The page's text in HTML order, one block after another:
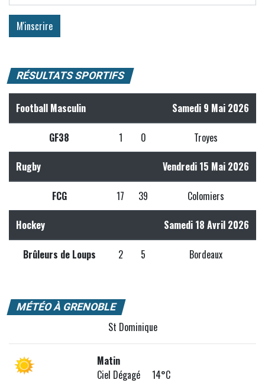
RÉSULTATS SPORTIFS
Football Masculin Samedi 9 Mai 2026
GF38 1 0 Troyes
Rugby Vendredi 15 Mai 2026
FCG 17 39 Colomiers
Hockey Samedi 18 Avril 2026
Brûleurs de Loups 2 5 Bordeaux
MÉTÉO À GRENOBLE
St Dominique
Matin
Ciel Dégagé 14°C